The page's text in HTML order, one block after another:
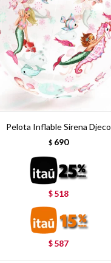
Pelota Inflable Sirena Djeco
$ 690
$ 518
$ 587